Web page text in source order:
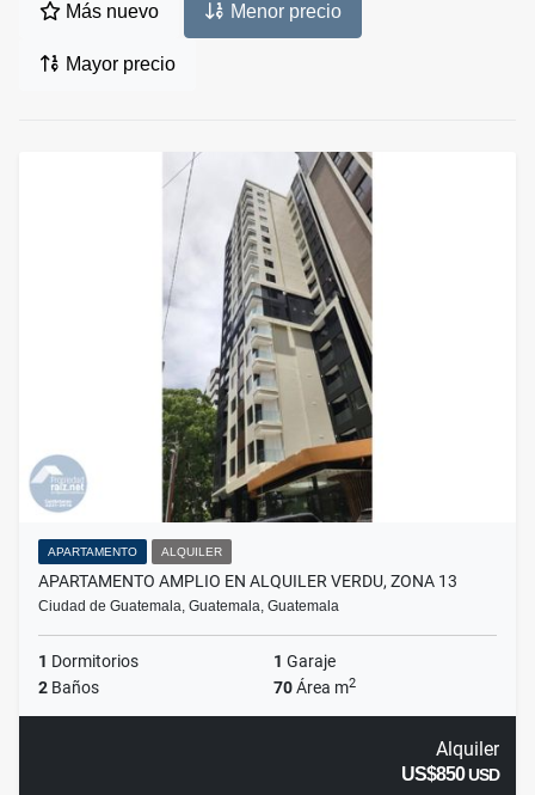
Más nuevo Menor precio
Mayor precio
APARTAMENTO ALQUILER
APARTAMENTO AMPLIO EN ALQUILER VERDU, ZONA 13
Ciudad de Guatemala, Guatemala, Guatemala
1 Dormitorios 1 Garaje
2 Baños 70Área m2
Alquiler
US$850USD